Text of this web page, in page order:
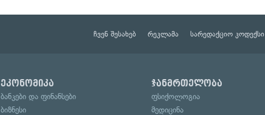
ჩვენ შესახებ რეკლამა სარედაქციო კოდექსი
ეკონომიკა
ბანკები და ფინანსები
ბიზნესი
ჯანმრთელობა
ფსიქოლოგია
მედიცინა